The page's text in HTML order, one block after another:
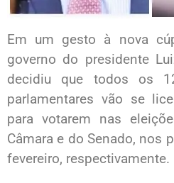
Em um gesto à nova
governo do presidente
decidiu que todos os
parlamentares vão se
para votarem nas
Câmara e do Senado, nos
fevereiro, respectivamente.